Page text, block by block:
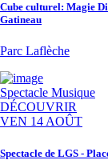
Cube culturel: Magie
Gatineau
Parc Laflèche
Spectacle Musique
DÉCOUVRIR
VEN 14 AOÛT
Spectacle de LGS -